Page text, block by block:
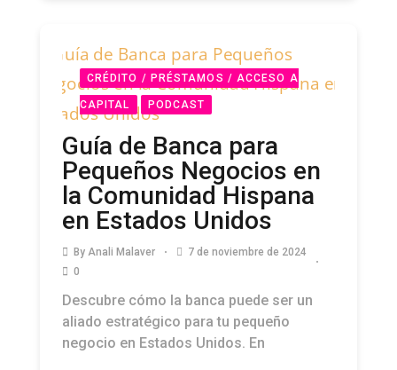
CRÉDITO / PRÉSTAMOS / ACCESO A
CAPITAL PODCAST
Guía de Banca para
Pequeños Negocios en
la Comunidad Hispana
en Estados Unidos
By Anali Malaver
7 de noviembre de 2024
0
Descubre cómo la banca puede ser un
aliado estratégico para tu pequeño
negocio en Estados Unidos. En